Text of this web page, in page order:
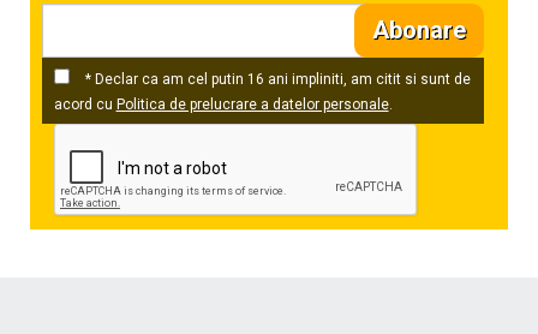
Abonare
* Declar ca am cel putin 16 ani impliniti, am citit si sunt de
acord cu Politica de prelucrare a datelor personale.